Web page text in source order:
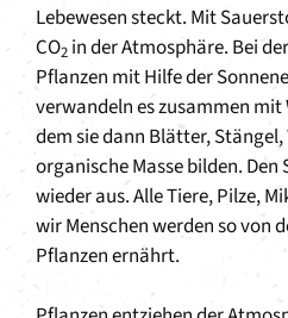
Lebewesen steckt. Mit
CO2 in der Atmosphäre. Bei
Pflanzen mit Hilfe der
verwandeln es zusammen mit
dem sie dann Blätter,
organische Masse bilden.
wieder aus. Alle Tiere, Pilze,
wir Menschen werden so von
Pflanzen ernährt.